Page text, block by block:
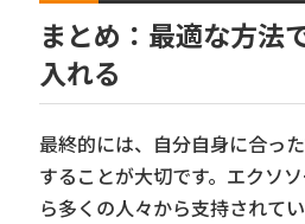
まとめ：最適な方法
入れる
最終的には、自分自身に合っ
することが大切です。エクソ
ら多くの人々から支持されて